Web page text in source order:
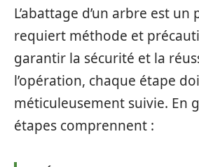
L’abattage d’un arbre est un
requiert méthode et
garantir la sécurité et la
l’opération, chaque étape
méticuleusement suivie. En
étapes comprennent :